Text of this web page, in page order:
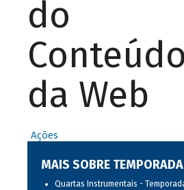
do
Conteúdo
da Web
Ações
MAIS SOBRE TEMPORADA
Quartas Instrumentais - Temporada